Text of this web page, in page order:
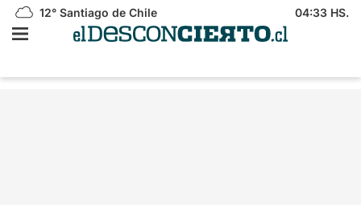
12° Santiago de Chile 04:33 HS.